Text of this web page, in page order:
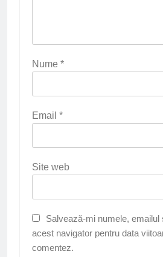
Nume *
Email *
Site web
Salvează-mi numele, emailul
acest navigator pentru data
comentez.